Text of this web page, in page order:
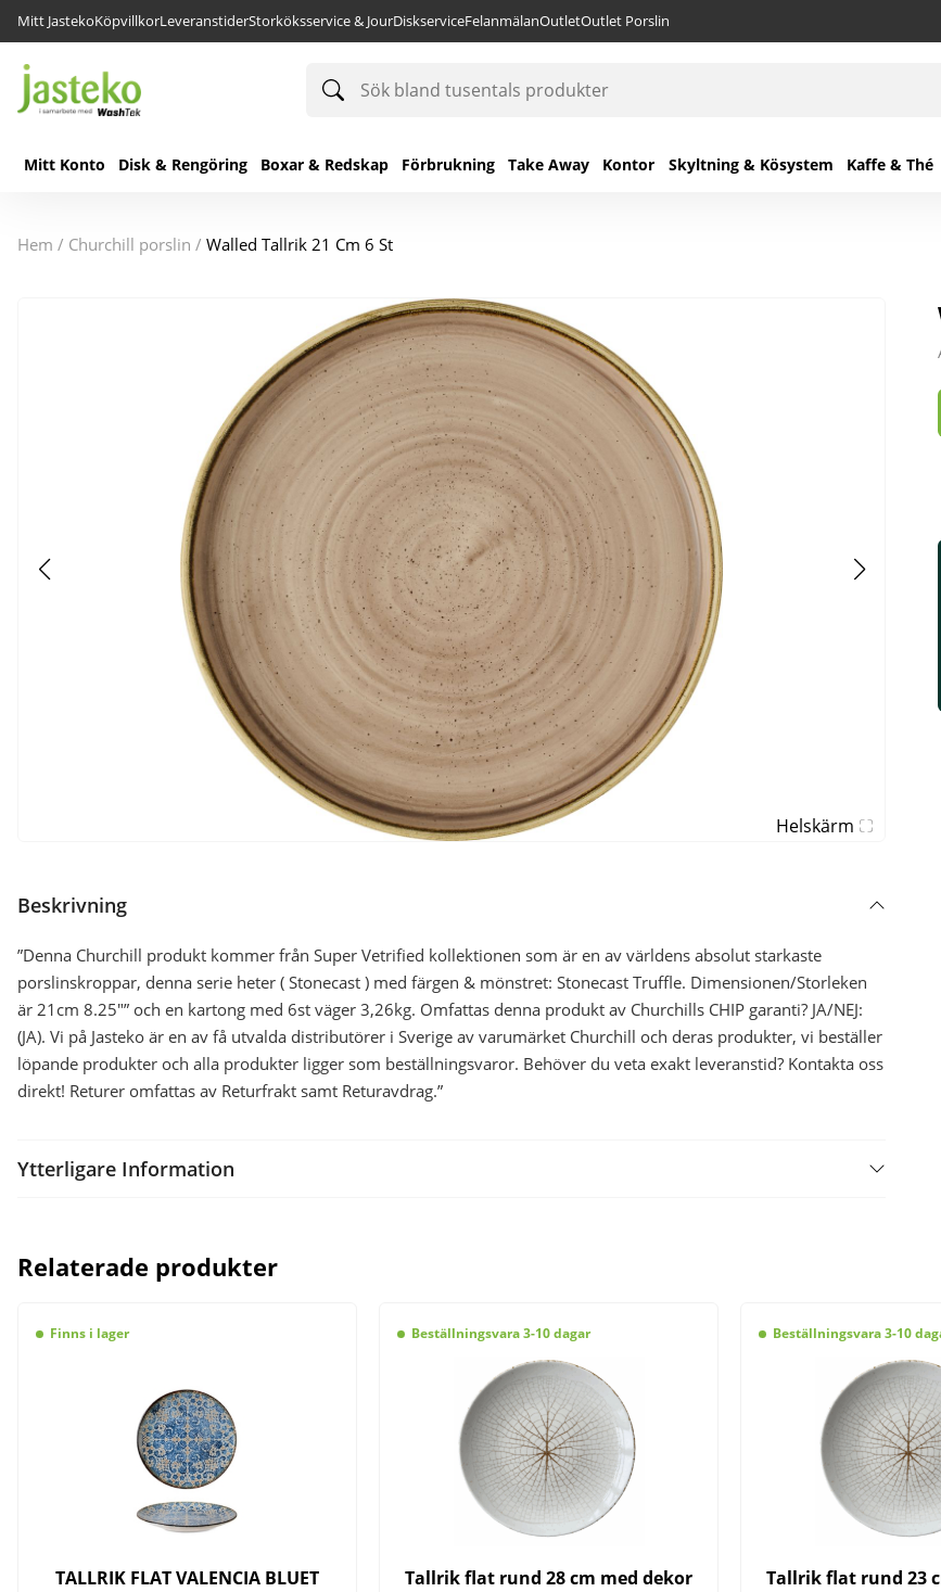
Mitt JastekoKöpvillkorLeveranstiderStorköksservice & JourDiskserviceFelanmälanOutletOutlet Porslin
Sök
bland
produkter
Mitt Konto Disk & Rengöring Boxar & Redskap Förbrukning Take Away Kontor Skyltning & Kösystem Kaffe & Thé
hem / churchill porslin / Walled Tallrik 21 Cm 6 St
Helskärm
Beskrivning
”Denna Churchill produkt kommer från Super Vetrified kollektionen som är en av världens absolut starkaste
porslinskroppar, denna serie heter ( Stonecast ) med färgen & mönstret: Stonecast Truffle. Dimensionen/Storleken
är 21cm 8.25″” och en kartong med 6st väger 3,26kg. Omfattas denna produkt av Churchills CHIP garanti? JA/NEJ:
(JA). Vi på Jasteko är en av få utvalda distributörer i Sverige av varumärket Churchill och deras produkter, vi beställer
löpande produkter och alla produkter ligger som beställningsvaror. Behöver du veta exakt leveranstid? Kontakta oss
direkt! Returer omfattas av Returfrakt samt Returavdrag.”
Ytterligare Information
Relaterade produkter
Finns i lager
TALLRIK FLAT VALENCIA BLUET
Beställningsvara 3-10 dagar
Tallrik flat rund 28 cm med dekor
Beställningsvara 3-10
Tallrik flat rund 23